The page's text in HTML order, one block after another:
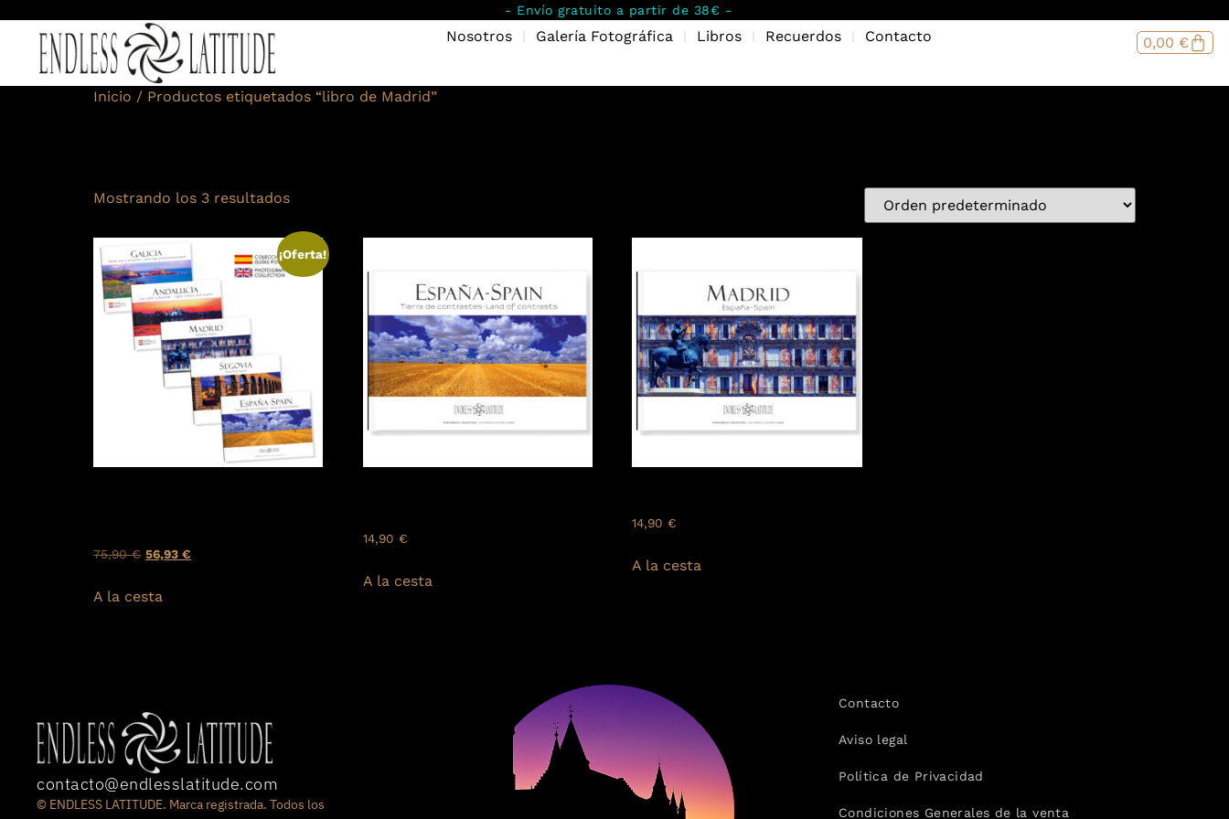
- Envío gratuito a partir de 38€ -
Nosotros Galería Fotográfica Libros Recuerdos Contacto 0,00 €
Inicio / Productos etiquetados “libro de Madrid”
Mostrando los 3 resultados
¡Oferta!
75,90€ 56,93 €
A la cesta
14,90 €
A la cesta
14,90€
A la cesta
contacto@endlesslatitude.com
© ENDLESS LATITUDE. Marca registrada. Todos los
Contacto
Aviso legal
Política de Privacidad
Condiciones Generales de la venta